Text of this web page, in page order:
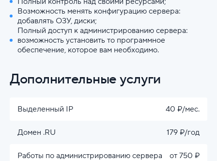
Возможность менять конфигурацию сервера:
добавлять ОЗУ, диски;
Полный доступ к администрированию сервера:
возможность установить то программное
обеспечение, которое вам необходимо.
Дополнительные услуги
Выделенный IP 40 ₽/мес.
Домен .RU 179 ₽/год
Работы по администрированию сервера от 750 ₽